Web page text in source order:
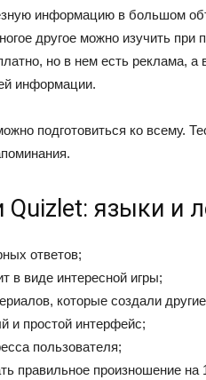
информацию в большом
другое можно изучить
но в нем есть реклама,
информации.
подготовиться ко всему.
Quizlet: языки и
ответов;
в виде интересной игры;
которые создали
и простой интерфейс;
пользователя;
правильное произношение на